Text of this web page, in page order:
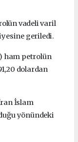
vadeli varil
geriledi.
ham petrolün
dolardan
İslam
yönündeki